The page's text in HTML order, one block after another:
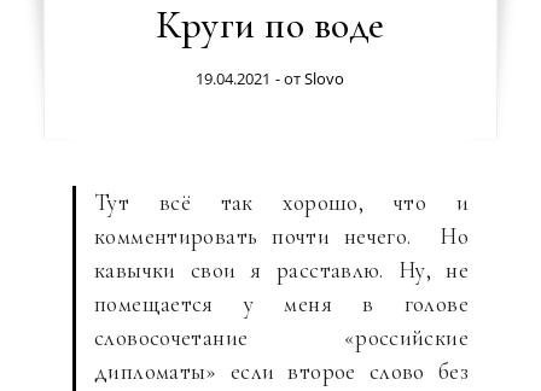
Круги по воде
19.04.2021 - отSlovo
Тут всё так хорошо, что и
комментировать почти нечего. Но
кавычки свои я расставлю. Ну, не
помещается у меня в голове
словосочетание «российские
дипломаты» если второе слово без